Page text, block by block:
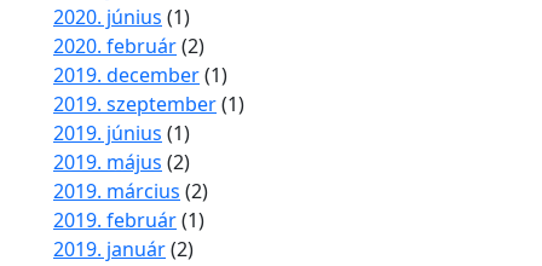
2020. június (1)
2020. február(2)
2019. december(1)
2019. szeptember(1)
2019. június (1)
2019. május (2)
2019. március (2)
2019. február(1)
2019. január(2)